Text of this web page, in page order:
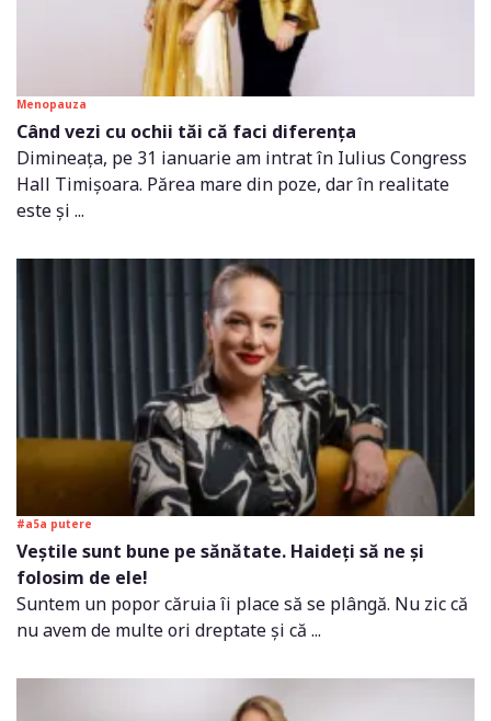
Menopauza
Când vezi cu ochii tăi că faci diferența
Dimineața, pe 31 ianuarie am intrat în Iulius Congress
Hall Timișoara. Părea mare din poze, dar în realitate
este și ...
#a5a putere
Veștile sunt bune pe sănătate. Haideți să ne și
folosim de ele!
Suntem un popor căruia îi place să se plângă. Nu zic că
nu avem de multe ori dreptate și că ...